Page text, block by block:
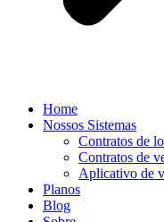
Home
Nossos Sistemas
Contratos de
Contratos de
Aplicativo de
Planos
Blog